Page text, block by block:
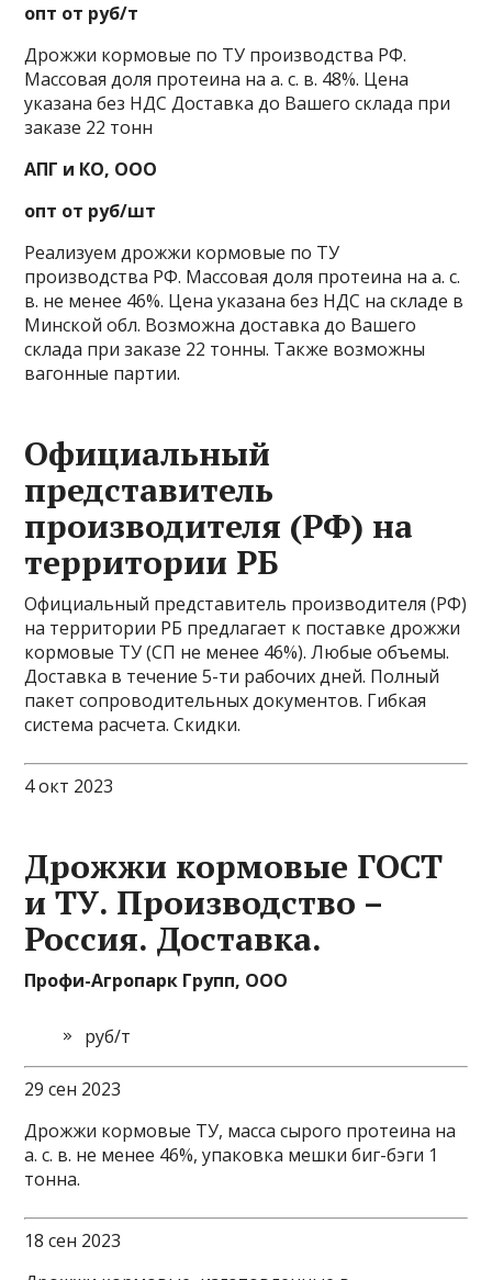
опт от руб/т
Дрожжи кормовые по ТУ производства РФ.
Массовая доля протеина на а. с. в. 48%. Цена
указана без НДС Доставка до Вашего склада при
заказе 22 тонн
АПГ и КО, ООО
опт от руб/шт
Реализуем дрожжи кормовые по ТУ
производства РФ. Массовая доля протеина на а. с.
в. не менее 46%. Цена указана без НДС на складе в
Минской обл. Возможна доставка до Вашего
склада при заказе 22 тонны. Также возможны
вагонные партии.
Официальный
представитель
производителя (РФ) на
территории РБ
Официальный представитель производителя (РФ)
на территории РБ предлагает к поставке дрожжи
кормовые ТУ (СП не менее 46%). Любые объемы.
Доставка в течение 5-ти рабочих дней. Полный
пакет сопроводительных документов. Гибкая
система расчета. Скидки.
4 окт 2023
Дрожжи кормовые ГОСТ
и ТУ. Производство –
Россия. Доставка.
Профи-Агропарк Групп, ООО
руб/т
29 сен 2023
Дрожжи кормовые ТУ, масса сырого протеина на
а. с. в. не менее 46%, упаковка мешки биг-бэги 1
тонна.
18 сен 2023